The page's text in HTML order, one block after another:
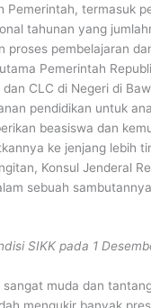
Pemerintah, termasuk
tahunan yang
proses pembelajaran
Pemerintah
dan CLC di Negeri di
pendidikan untuk
beasiswa dan
ke jenjang lebih
Konsul Jenderal
sebuah
SIKK pada 1
sangat muda dan